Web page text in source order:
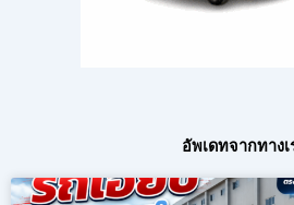
อัพเดทจากทางเ